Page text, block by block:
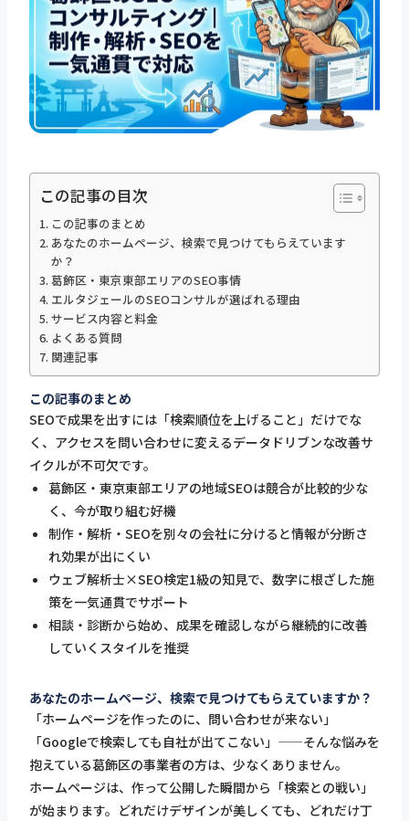
この記事の目次
この記事のまとめ
あなたのホームページ、検索で見つけてもらえています
か？
葛飾区・東京東部エリアのSEO事情
エルタジェールのSEOコンサルが選ばれる理由
サービス内容と料金
よくある質問
関連記事
この記事のまとめ
SEOで成果を出すには「検索順位を上げること」だけでな
く、アクセスを問い合わせに変えるデータドリブンな改善サ
イクルが不可欠です。
葛飾区・東京東部エリアの地域SEOは競合が比較的少な
く、今が取り組む好機
制作・解析・SEOを別々の会社に分けると情報が分断さ
れ効果が出にくい
ウェブ解析士×SEO検定1級の知見で、数字に根ざした施
策を一気通貫でサポート
相談・診断から始め、成果を確認しながら継続的に改善
していくスタイルを推奨
あなたのホームページ、検索で見つけてもらえていますか？
「ホームページを作ったのに、問い合わせが来ない」
「Googleで検索しても自社が出てこない」——そんな悩みを
抱えている葛飾区の事業者の方は、少なくありません。
ホームページは、作って公開した瞬間から「検索との戦い」
が始まります。どれだけデザインが美しくても、どれだけ丁